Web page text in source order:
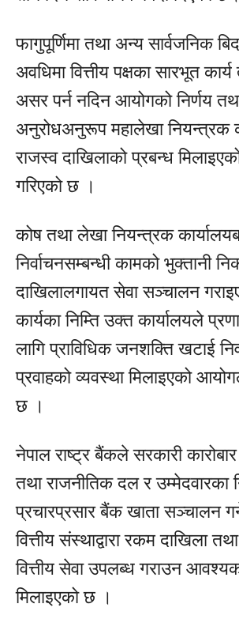
फागुपूर्णिमा तथा अन्य सार्वजनिक
अवधिमा वित्तीय पक्षका सारभूत
असर पर्न नदिन आयोगको निर्णय
अनुरोधअनुरूप महालेखा नियन्त्रक
राजस्व दाखिलाको प्रबन्ध
गरिएको छ ।
कोष तथा लेखा नियन्त्रक
निर्वाचनसम्बन्धी कामको भुक्तानी
दाखिलालगायत सेवा सञ्चालन
कार्यका निम्ति उक्त कार्यालयले
लागि प्राविधिक जनशक्ति खटाई
प्रवाहको व्यवस्था मिलाइएको
छ ।
नेपाल राष्ट्र बैंकले सरकारी
तथा राजनीतिक दल र उम्मेदवारका
प्रचारप्रसार बैंक खाता सञ्चालन
वित्तीय संस्थाद्वारा रकम दाखिला
वित्तीय सेवा उपलब्ध गराउन
मिलाइएको छ ।